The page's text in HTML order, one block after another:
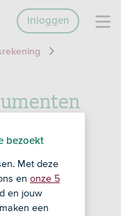
Inloggen
ons kunt
bezoekt
Met deze
en onze 5
en jouw
een